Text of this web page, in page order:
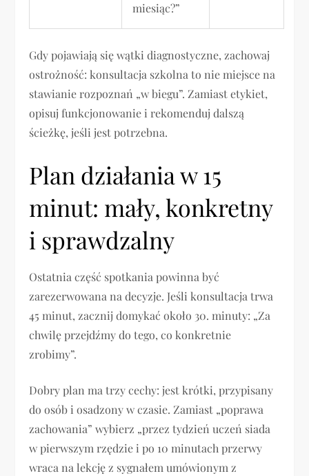
miesiąc?”
Gdy pojawiają się wątki diagnostyczne, zachowaj
ostrożność: konsultacja szkolna to nie miejsce na
stawianie rozpoznań „w biegu”. Zamiast etykiet,
opisuj funkcjonowanie i rekomenduj dalszą
ścieżkę, jeśli jest potrzebna.
Plan działania w 15
minut: mały, konkretny
i sprawdzalny
Ostatnia część spotkania powinna być
zarezerwowana na decyzje. Jeśli konsultacja trwa
45 minut, zacznij domykać około 30. minuty: „Za
chwilę przejdźmy do tego, co konkretnie
zrobimy”.
Dobry plan ma trzy cechy: jest krótki, przypisany
do osób i osadzony w czasie. Zamiast „poprawa
zachowania” wybierz „przez tydzień uczeń siada
w pierwszym rzędzie i po 10 minutach przerwy
wraca na lekcję z sygnałem umówionym z